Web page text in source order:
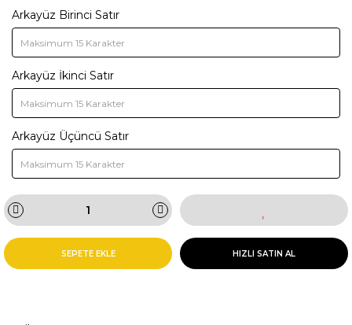
Arkayüz Birinci Satır
Arkayüz İkinci Satır
Arkayüz Üçüncü Satır
SEPETE EKLE HIZLI SATIN AL